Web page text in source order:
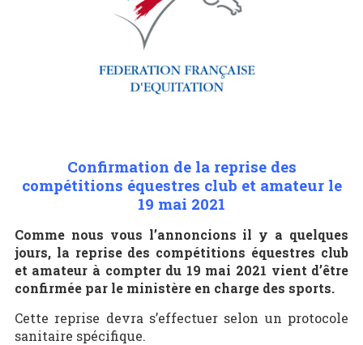
Confirmation de la reprise des
compétitions équestres club et amateur le
19 mai 2021
Comme nous vous l’annoncions il y a quelques
jours, la reprise des compétitions équestres club
et amateur à compter du 19 mai 2021 vient d’être
confirmée par le ministère en charge des sports.
Cette reprise devra s’effectuer selon un protocole
sanitaire spécifique.